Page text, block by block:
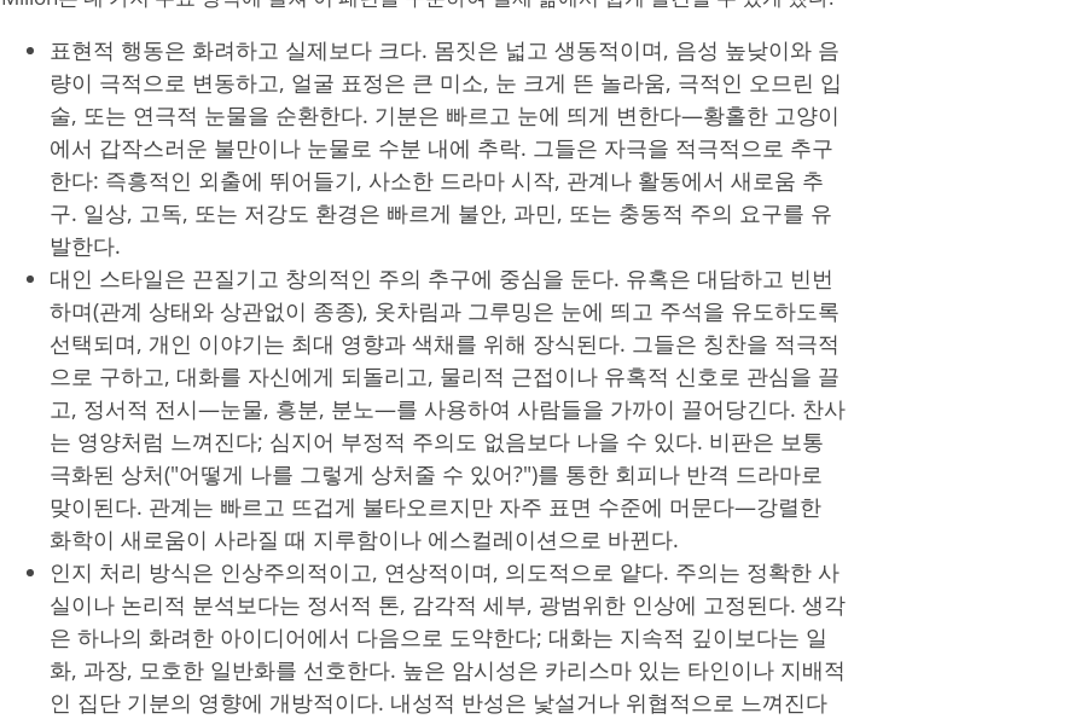
표현적 행동은 화려하고 실제보다 크다. 몸짓은 넓고 생동적이며, 음성 높낮이와 음
량이 극적으로 변동하고, 얼굴 표정은 큰 미소, 눈 크게 뜬 놀라움, 극적인 오므린 입
술, 또는 연극적 눈물을 순환한다. 기분은 빠르고 눈에 띄게 변한다—황홀한 고양이
에서 갑작스러운 불만이나 눈물로 수분 내에 추락. 그들은 자극을 적극적으로 추구
한다: 즉흥적인 외출에 뛰어들기, 사소한 드라마 시작, 관계나 활동에서 새로움 추
구. 일상, 고독, 또는 저강도 환경은 빠르게 불안, 과민, 또는 충동적 주의 요구를 유
발한다.
대인 스타일은 끈질기고 창의적인 주의 추구에 중심을 둔다. 유혹은 대담하고 빈번
하며(관계 상태와 상관없이 종종), 옷차림과 그루밍은 눈에 띄고 주석을 유도하도록
선택되며, 개인 이야기는 최대 영향과 색채를 위해 장식된다. 그들은 칭찬을 적극적
으로 구하고, 대화를 자신에게 되돌리고, 물리적 근접이나 유혹적 신호로 관심을 끌
고, 정서적 전시—눈물, 흥분, 분노—를 사용하여 사람들을 가까이 끌어당긴다. 찬사
는 영양처럼 느껴진다; 심지어 부정적 주의도 없음보다 나을 수 있다. 비판은 보통
극화된 상처("어떻게 나를 그렇게 상처줄 수 있어?")를 통한 회피나 반격 드라마로
맞이된다. 관계는 빠르고 뜨겁게 불타오르지만 자주 표면 수준에 머문다—강렬한
화학이 새로움이 사라질 때 지루함이나 에스컬레이션으로 바뀐다.
인지 처리 방식은 인상주의적이고, 연상적이며, 의도적으로 얕다. 주의는 정확한 사
실이나 논리적 분석보다는 정서적 톤, 감각적 세부, 광범위한 인상에 고정된다. 생각
은 하나의 화려한 아이디어에서 다음으로 도약한다; 대화는 지속적 깊이보다는 일
화, 과장, 모호한 일반화를 선호한다. 높은 암시성은 카리스마 있는 타인이나 지배적
인 집단 기분의 영향에 개방적이다. 내성적 반성은 낯설거나 위협적으로 느껴진다